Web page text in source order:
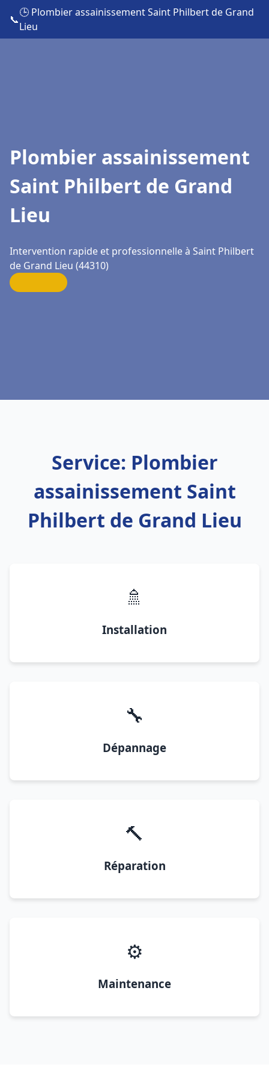
📞
🕒 Plombier assainissement Saint Philbert de Grand
Lieu
Plombier assainissement
Saint Philbert de Grand
Lieu
Intervention rapide et professionnelle à Saint Philbert
de Grand Lieu (44310)
Service: Plombier
assainissement Saint
Philbert de Grand Lieu
🚿
Installation
🔧
Dépannage
🔨
Réparation
⚙️
Maintenance